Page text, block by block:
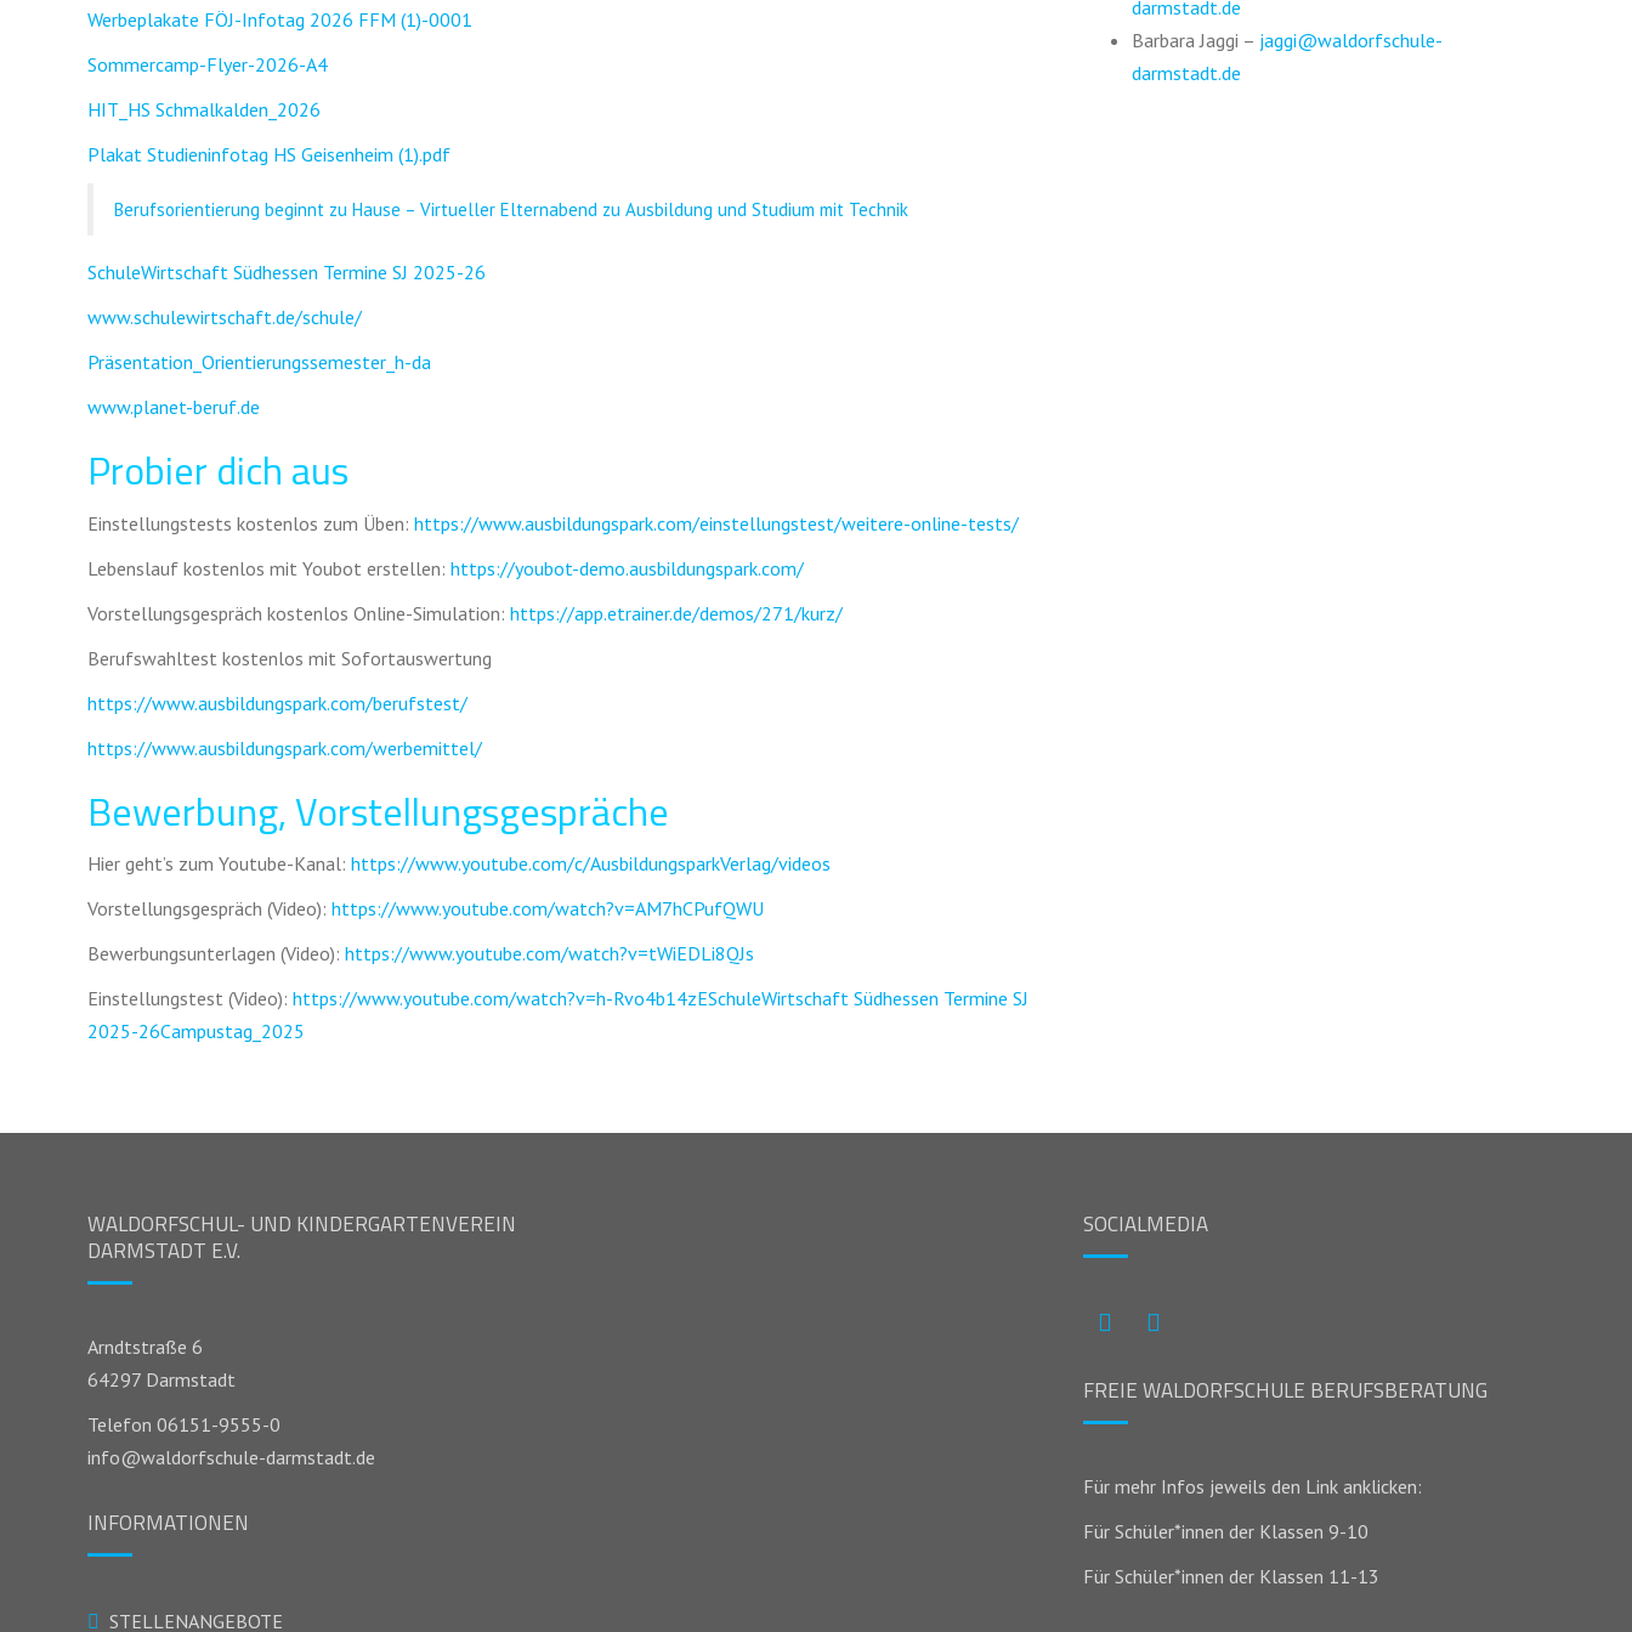
FINANZIERUNG
SCHULKÜCHE
INFO BERUFSWAHL
AKTUELLES
Werbeplakate FÖJ-Infotag 2026 FFM (1)-0001
Sommercamp-Flyer-2026-A4
HIT_HS Schmalkalden_2026
Plakat Studieninfotag HS Geisenheim (1).pdf
Berufsorientierung beginnt zu Hause – Virtueller Elternabend zu Ausbildung und Studium mit Technik
SchuleWirtschaft Südhessen Termine SJ 2025-26
www.schulewirtschaft.de/schule/
Präsentation_Orientierungssemester_h-da
www.planet-beruf.de
Probier dich aus
Einstellungstests kostenlos zum Üben: https://www.ausbildungspark.com/einstellungstest/weitere-online-tests/
Lebenslauf kostenlos mit Youbot erstellen: https://youbot-demo.ausbildungspark.com/
Vorstellungsgespräch kostenlos Online-Simulation: https://app.etrainer.de/demos/271/kurz/
Berufswahltest kostenlos mit Sofortauswertung
https://www.ausbildungspark.com/berufstest/
https://www.ausbildungspark.com/werbemittel/
Bewerbung, Vorstellungsgespräche
Hier geht’s zum Youtube-Kanal: https://www.youtube.com/c/AusbildungsparkVerlag/videos
Vorstellungsgespräch (Video): https://www.youtube.com/watch?v=AM7hCPufQWU
Bewerbungsunterlagen (Video): https://www.youtube.com/watch?v=tWiEDLi8QJs
Einstellungstest (Video): https://www.youtube.com/watch?v=h-Rvo4b14zESchuleWirtschaft Südhessen Termine SJ
2025-26Campustag_2025
darmstadt.de
Barbara Jaggi – jaggi@waldorfschule-
darmstadt.de
WALDORFSCHUL- UND KINDERGARTENVEREIN
DARMSTADT E.V.
Arndtstraße 6
64297 Darmstadt
Telefon 06151-9555-0
info@waldorfschule-darmstadt.de
INFORMATIONEN
STELLENANGEBOTE
SOCIALMEDIA
Instagram
FREIE WALDORFSCHULE BERUFSBERATUNG
Für mehr Infos jeweils den Link anklicken:
Für Schüler*innen der Klassen 9-10
Für Schüler*innen der Klassen 11-13